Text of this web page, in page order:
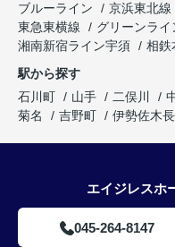
ブルーライン
京浜東北線
東急東横線
グリーンライ
湘南新宿ライン宇須
相鉄
駅から探す
石川町
山手 二俣川
菊名
吉野町 伊勢佐木
エイジレスホ
045-264-8147